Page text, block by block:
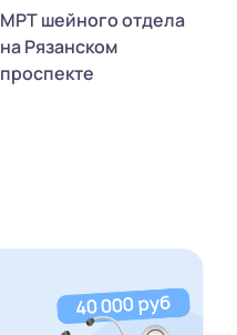
МРТ шейного отдела
на Рязанском
проспекте